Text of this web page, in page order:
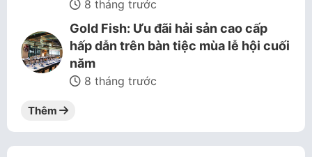
8 tháng trước
Gold Fish: Ưu đãi hải sản cao cấp
hấp dẫn trên bàn tiệc mùa lễ hội cuối
năm
8 tháng trước
Thêm